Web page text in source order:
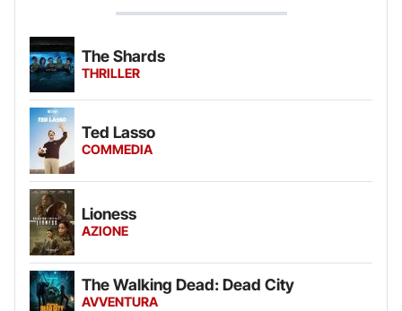
The Shards
THRILLER
Ted Lasso
COMMEDIA
Lioness
AZIONE
The Walking Dead: Dead City
AVVENTURA